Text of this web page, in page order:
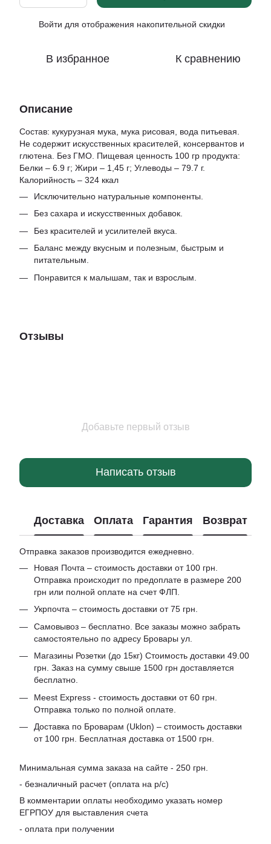
Войти для отображения накопительной скидки
В избранное К сравнению
Описание
Состав: кукурузная мука, мука рисовая, вода питьевая.
Не содержит искусственных красителей, консервантов и
глютена. Без ГМО. Пищевая ценность 100 гр продукта:
Белки – 6.9 г; Жири – 1,45 г; Углеводы – 79.7 г.
Калорийность – 324 ккал
Исключительно натуральные компоненты.
Без сахара и искусственных добавок.
Без красителей и усилителей вкуса.
Баланс между вкусным и полезным, быстрым и
питательным.
Понравится к малышам, так и взрослым.
Отзывы
Добавьте первый отзыв
Написать отзыв
Доставка Оплата Гарантия Возврат
Отправка заказов производится ежедневно.
Новая Почта – стоимость доставки от 100 грн.
Отправка происходит по предоплате в размере 200
грн или полной оплате на счет ФЛП.
Укрпочта – стоимость доставки от 75 грн.
Самовывоз – бесплатно. Все заказы можно забрать
самостоятельно по адресу Бровары ул.
Магазины Розетки (до 15кг) Стоимость доставки 49.00
грн. Заказ на сумму свыше 1500 грн доставляется
бесплатно.
Meest Express - стоимость доставки от 60 грн.
Отправка только по полной оплате.
Доставка по Броварам (Uklon) – стоимость доставки
от 100 грн. Бесплатная доставка от 1500 грн.
Минимальная сумма заказа на сайте - 250 грн.
- безналичный расчет (оплата на р/с)
В комментарии оплаты необходимо указать номер
ЕГРПОУ для выставления счета
- оплата при получении